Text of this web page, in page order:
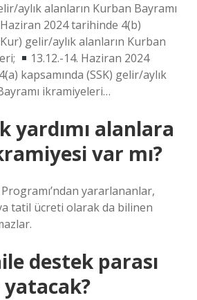
aylık alanların Kurban Bayramı
2024 tarihinde 4(b)
gelir/aylık alanların Kurban
13.12.-14. Haziran 2024
kapsamında (SSK) gelir/aylık
ikramiyeleri…
yardımı alanlara
var mı?
yararlananlar,
tatil ücreti olarak da bilinen
destek parası